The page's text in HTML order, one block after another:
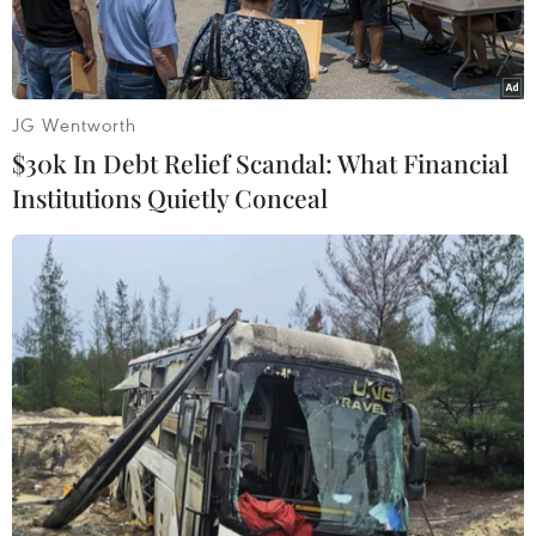
tỷ đô.
Sau nhiều năm giá xuống thấp, từ đầu năm 2024 đến nay, giá
hồ tiêu tại tỉnh Đắk Lắk liên tục tăng, hiện đạt đến 94.000
đồng/kg. (Ảnh: Hoài Thu/TTXVN)
Giá hồ tiêu đang duy trì ở mức cao và dự báo
JG Wentworth
$30k In Debt Relief Scandal: What Financial
Institutions Quietly Conceal